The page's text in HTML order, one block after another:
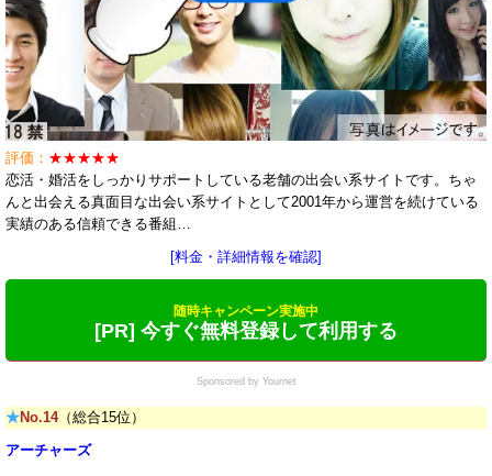
評価： ★★★★★
恋活・婚活をしっかりサポートしている老舗の出会い系サイトです。ちゃ
んと出会える真面目な出会い系サイトとして2001年から運営を続けている
実績のある信頼できる番組…
[料金・詳細情報を確認]
随時キャンペーン実施中
[PR] 今すぐ無料登録して利用する
Sponsored by Yournet
★No.14（総合15位）
アーチャーズ